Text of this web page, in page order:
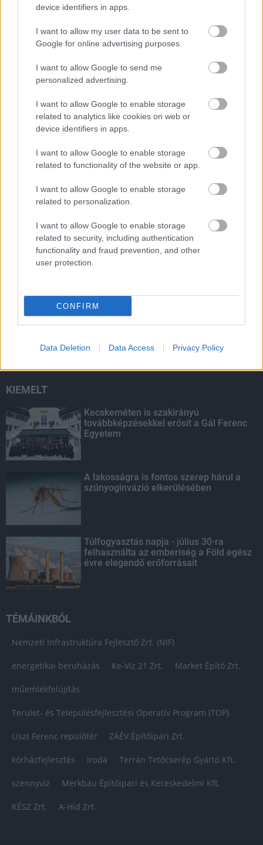
device identifiers in apps.
I want to allow my user data to be sent to
Google for online advertising purposes.
I want to allow Google to send me
personalized advertising.
I want to allow Google to enable storage
related to analytics like cookies on web or
device identifiers in apps.
I want to allow Google to enable storage
related to functionality of the website or app.
I want to allow Google to enable storage
related to personalization.
I want to allow Google to enable storage
related to security, including authentication
functionality and fraud prevention, and other
user protection.
CONFIRM
Data Deletion Data Access Privacy Policy
HIRDETÉS
HIRDETÉS
HIRDETÉS
LEGOLVASOTTABB
Egyhetes országos ellenőrzést tart a
rendőrség a utakon
Mától jelentkezhetnek a kivitelezők a
háztartások napelemes és fűtési
rendszereit támogató pályázatra
Amire többmillióan vártunk: szombattól
másodfokúra csökken a riasztás
KIEMELT
Kecskeméten is szakirányú
továbbképzésekkel erősít a Gál Ferenc
Egyetem
A lakosságra is fontos szerep hárul a
szúnyoginvázió elkerülésében
Túlfogyasztás napja - július 30-ra
felhasználta az emberiség a Föld egész
évre elegendő erőforrásait
TÉMÁINKBÓL
Nemzeti Infrastruktúra Fejlesztő Zrt. (NIF)
energetikai beruházás Ke-Víz 21 Zrt. Market Építő Zrt.
műemlékfelújítás
Terület- és Településfejlesztési Operatív Program (TOP)
Liszt Ferenc repülőtér ZÁÉV Építőipari Zrt.
kórházfejlesztés iroda Terrán Tetőcserép Gyártó Kft.
szennyvíz Merkbau Építőipari és Kereskedelmi Kft.
KÉSZ Zrt. A-Híd Zrt.